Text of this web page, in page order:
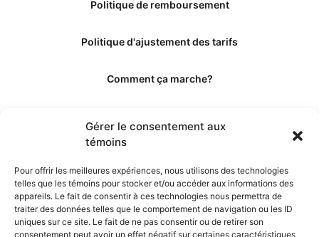
Gérer le consentement aux
témoins
Pour offrir les meilleures expériences, nous utilisons des technologies
telles que les témoins pour stocker et/ou accéder aux informations des
appareils. Le fait de consentir à ces technologies nous permettra de
traiter des données telles que le comportement de navigation ou les ID
uniques sur ce site. Le fait de ne pas consentir ou de retirer son
consentement peut avoir un effet négatif sur certaines caractéristiques
Politique de remboursement
Politique d'ajustement des tarifs
Comment ça marche?
Les éditeurs
Les experts et collaborateurs